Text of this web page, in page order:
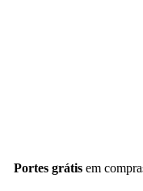
Portes grátisem